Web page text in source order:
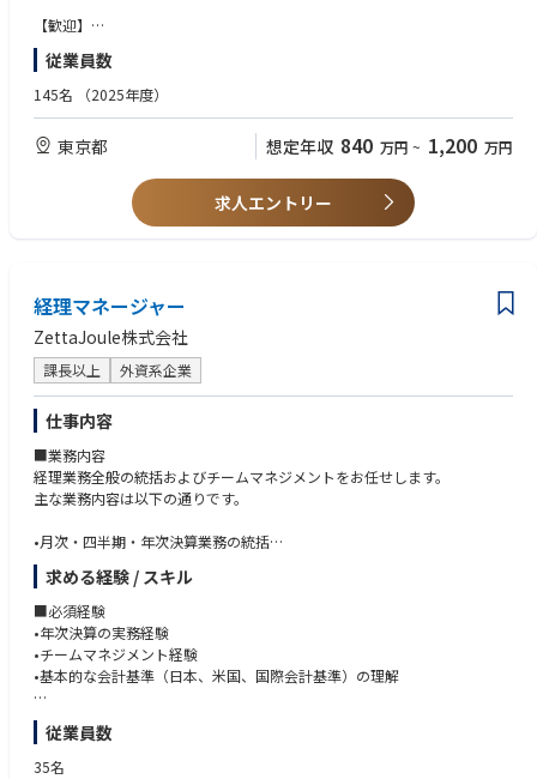
・実行者たれ：工夫を続け、最後までやり切る
ーExplore Solutions. Deliver Real Impact.
・共創者たれ：お客様の成功を“自分ごと”として追求する
ーAlways Acting in the Client’s Best Interest.
・協働者たれ：仲間を信じ、共に壁を乗り越える
ーRespect. Trust. Unite. Collaborate.
■JERA Crossの4つのバリューは、単なる理念ではなく「どう行動する
か」を示す実践的な指針です。 挑戦し、実行し、お客様と共創し、仲間と
協働する。その積み重ねこそがGXの実装を可能にし、私たちを成長させま
戦略コンサルから再エネ開発まで、エネルギー×デジタル×課題解決を横
断する成長フィールドがあります。
日本発の 24/7 CFE（Carbon-Free Energy）実装をリードする最前線で、
テイラーメードなコンサルテーションが可能です。
難易度の高いエネルギー×デジタル×課題解決を、国内最大級のバックグ
ラウンドとスタートアップ/ベンチャーのスピード感で実現可能です。
◆実績事例◆
東宝株式会社様
映像制作の CO₂ 削減ロードマップ策定と 24/7 CFE 電源導入を支援。
ヤマトホールディングス様
EV・蓄電池を含む自社リソースを統合管理するエネマネ体制を構築。
https://www.jera.co.jp/news/information/20250108_2103
～パートナーエコシステム～
ウエスト HD と太陽光 PPA、Power X と蓄電池を共同推進するなど、スタ
ートアップから地域企業まで多彩なプレイヤーと連携し、脱炭素社会の実
装を加速しています。
て一任できる会社です。
す。
【歓迎】
・事業立ち上げの経験。
・エネルギー業界での業務系経験。
従業員数
145名 （2025年度）
東京都 想定年収 840 万円 ~ 1,200 万円
求人エントリー
経理マネージャー
ZettaJoule株式会社
課長以上 外資系企業
仕事内容
■業務内容
経理業務全般の統括およびチームマネジメントをお任せします。
主な業務内容は以下の通りです。
•月次・四半期・年次決算業務の統括
•日次の会計処理の管理および会計方針の整備
•予算（着地見込み含む）管理
•監査法人・税理士対応
•税務申告業務の管理
•資金管理および資金繰り管理
•経理業務のプロセス改善・効率化
•経理チームのマネジメント
•IPO準備対応
•会計システムの運用・改善
求める経験 / スキル
■必須経験
•年次決算の実務経験
•チームマネジメント経験
•基本的な会計基準（日本、米国、国際会計基準）の理解
■歓迎要件
•上場企業またはIPO準備企業での経理経験
•公認会計士 / 税理士 / 日商簿記1級
従業員数
35名